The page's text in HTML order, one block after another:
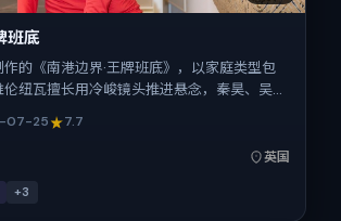
班底
的《南港边界·王牌班底》，以家庭类型包
纽瓦擅长用冷峻镜头推进悬念，秦昊、吴
2023-07-25；片长142分钟；适合关注现实
的观众。
07-25 7.7
英国
+3